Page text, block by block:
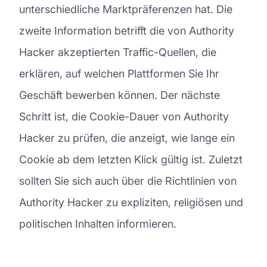
unterschiedliche Marktpräferenzen hat. Die
zweite Information betrifft die von Authority
Hacker akzeptierten Traffic-Quellen, die
erklären, auf welchen Plattformen Sie Ihr
Geschäft bewerben können. Der nächste
Schritt ist, die Cookie-Dauer von Authority
Hacker zu prüfen, die anzeigt, wie lange ein
Cookie ab dem letzten Klick gültig ist. Zuletzt
sollten Sie sich auch über die Richtlinien von
Authority Hacker zu expliziten, religiösen und
politischen Inhalten informieren.